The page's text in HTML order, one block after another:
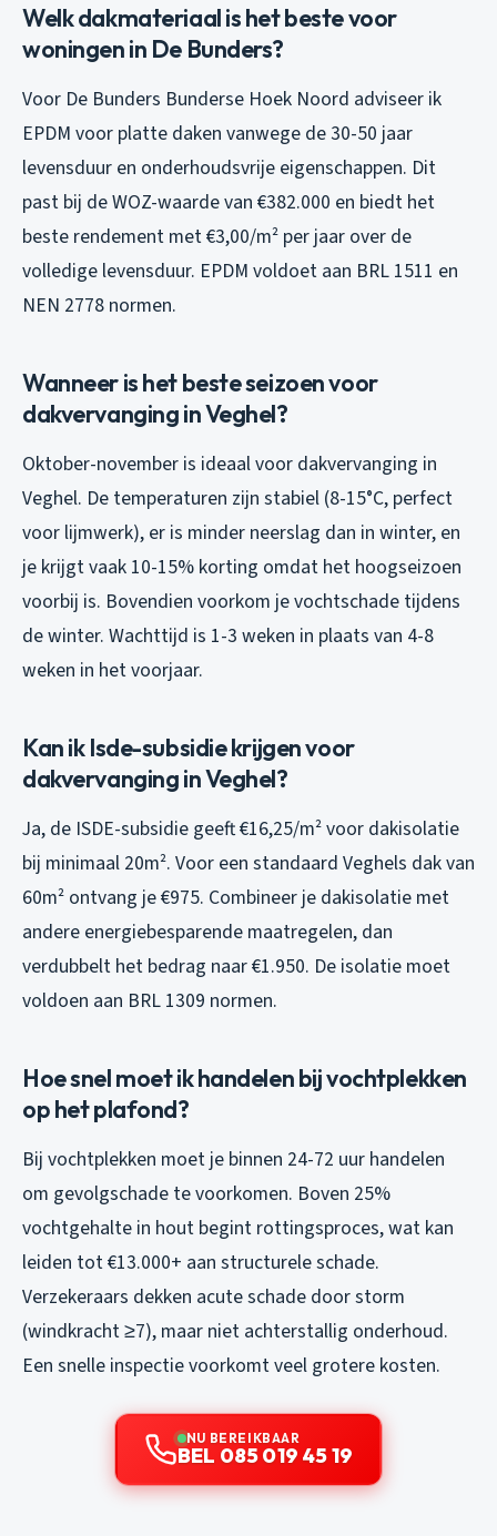
Welk dakmateriaal is het beste voor
woningen in De Bunders?
Voor De Bunders Bunderse Hoek Noord adviseer ik
EPDM voor platte daken vanwege de 30-50 jaar
levensduur en onderhoudsvrije eigenschappen. Dit
past bij de WOZ-waarde van €382.000 en biedt het
beste rendement met €3,00/m² per jaar over de
volledige levensduur. EPDM voldoet aan BRL 1511 en
NEN 2778 normen.
Wanneer is het beste seizoen voor
dakvervanging in Veghel?
Oktober-november is ideaal voor dakvervanging in
Veghel. De temperaturen zijn stabiel (8-15°C, perfect
voor lijmwerk), er is minder neerslag dan in winter, en
je krijgt vaak 10-15% korting omdat het hoogseizoen
voorbij is. Bovendien voorkom je vochtschade tijdens
de winter. Wachttijd is 1-3 weken in plaats van 4-8
weken in het voorjaar.
Kan ik Isde-subsidie krijgen voor
dakvervanging in Veghel?
Ja, de ISDE-subsidie geeft €16,25/m² voor dakisolatie
bij minimaal 20m². Voor een standaard Veghels dak van
60m² ontvang je €975. Combineer je dakisolatie met
andere energiebesparende maatregelen, dan
verdubbelt het bedrag naar €1.950. De isolatie moet
voldoen aan BRL 1309 normen.
Hoe snel moet ik handelen bij vochtplekken
op het plafond?
Bij vochtplekken moet je binnen 24-72 uur handelen
om gevolgschade te voorkomen. Boven 25%
vochtgehalte in hout begint rottingsproces, wat kan
leiden tot €13.000+ aan structurele schade.
Verzekeraars dekken acute schade door storm
(windkracht ≥7), maar niet achterstallig onderhoud.
Een snelle inspectie voorkomt veel grotere kosten.
NU BEREIKBAAR
BEL 085 019 45 19